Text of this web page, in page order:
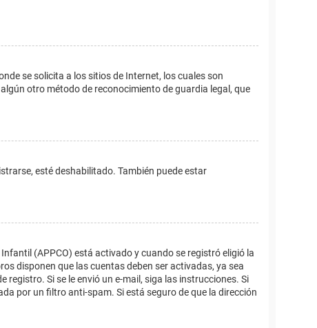
se solicita a los sitios de Internet, los cuales son
otro método de reconocimiento de guardia legal, que
esté deshabilitado. También puede estar
(APPCO) está activado y cuando se registró eligió la
disponen que las cuentas deben ser activadas, ya sea
Si se le envió un e-mail, siga las instrucciones. Si
por un filtro anti-spam. Si está seguro de que la dirección